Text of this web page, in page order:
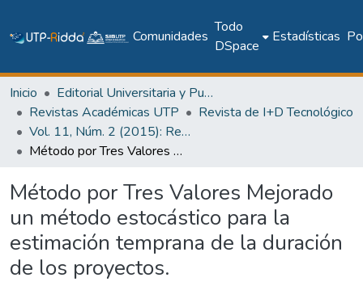
Comunidades
Todo
DSpace
Estadísticas
Inicio
Editorial Universitaria y Publicaciones Seriadas
Revistas Académicas UTP
Revista de I+D Tecnológico
Vol. 11, Núm. 2 (2015): Revista I+D Tecnológico
Método por Tres Valores Mejorado un método estocástico para la estimación temprana de la duración de los proyectos.
Método por Tres Valores Mejorado
un método estocástico para la
estimación temprana de la duración
de los proyectos.